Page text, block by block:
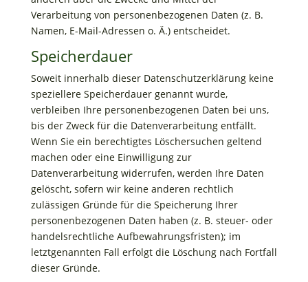
Verarbeitung von personenbezogenen Daten (z. B.
Namen, E-Mail-Adressen o. Ä.) entscheidet.
Speicherdauer
Soweit innerhalb dieser Datenschutzerklärung keine
speziellere Speicherdauer genannt wurde,
verbleiben Ihre personenbezogenen Daten bei uns,
bis der Zweck für die Datenverarbeitung entfällt.
Wenn Sie ein berechtigtes Löschersuchen geltend
machen oder eine Einwilligung zur
Datenverarbeitung widerrufen, werden Ihre Daten
gelöscht, sofern wir keine anderen rechtlich
zulässigen Gründe für die Speicherung Ihrer
personenbezogenen Daten haben (z. B. steuer- oder
handelsrechtliche Aufbewahrungsfristen); im
letztgenannten Fall erfolgt die Löschung nach Fortfall
dieser Gründe.